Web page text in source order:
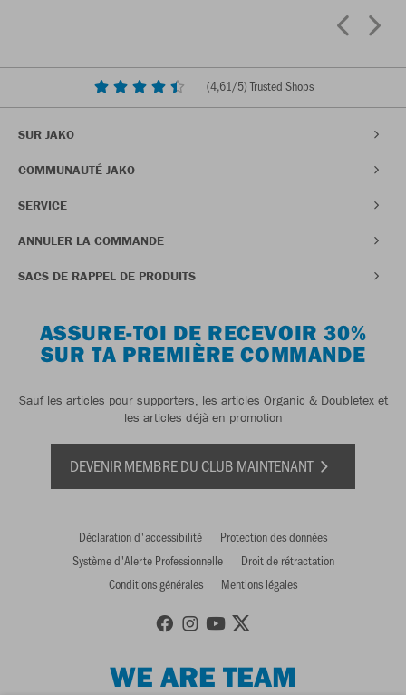
(4,61/5) Trusted Shops
SUR JAKO
COMMUNAUTÉ JAKO
SERVICE
ANNULER LA COMMANDE
SACS DE RAPPEL DE PRODUITS
ASSURE-TOI DE RECEVOIR 30%
SUR TA PREMIÈRE COMMANDE
Sauf les articles pour supporters, les articles Organic & Doubletex et
les articles déjà en promotion
DEVENIR MEMBRE DU CLUB MAINTENANT
Déclaration d'accessibilité
Protection des données
Système d'Alerte Professionnelle
Droit de rétractation
Conditions générales
Mentions légales
WE ARE TEAM